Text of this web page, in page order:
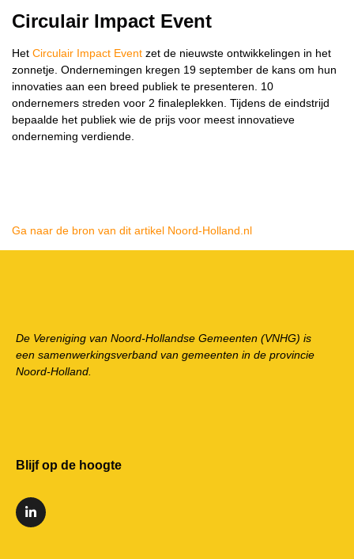
Circulair Impact Event
Het Circulair Impact Event zet de nieuwste ontwikkelingen in het
zonnetje. Ondernemingen kregen 19 september de kans om hun
innovaties aan een breed publiek te presenteren. 10
ondernemers streden voor 2 finaleplekken. Tijdens de eindstrijd
bepaalde het publiek wie de prijs voor meest innovatieve
onderneming verdiende.
Ga naar de bron van dit artikel Noord-Holland.nl
De Vereniging van Noord-Hollandse Gemeenten (VNHG) is
een samenwerkingsverband van gemeenten in de provincie
Noord-Holland.
Blijf op de hoogte